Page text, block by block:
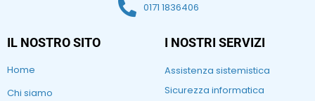
0171 1836406
IL NOSTRO SITO
Home
Chi siamo
I NOSTRI SERVIZI
Assistenza sistemistica
Sicurezza informatica